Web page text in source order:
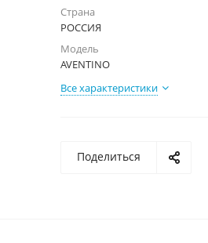
Страна
РОССИЯ
Модель
AVENTINO
Все характеристики
Поделиться